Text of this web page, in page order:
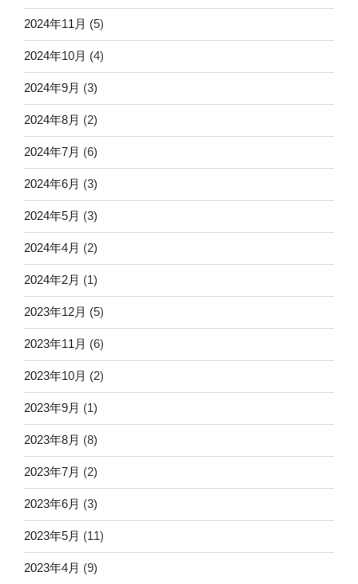
2024年11月 (5)
2024年10月 (4)
2024年9月 (3)
2024年8月 (2)
2024年7月 (6)
2024年6月 (3)
2024年5月 (3)
2024年4月 (2)
2024年2月 (1)
2023年12月 (5)
2023年11月 (6)
2023年10月 (2)
2023年9月 (1)
2023年8月 (8)
2023年7月 (2)
2023年6月 (3)
2023年5月 (11)
2023年4月 (9)